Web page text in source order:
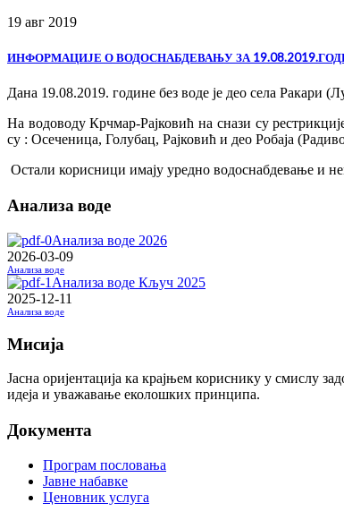
19 авг 2019
ИНФОРМАЦИЈЕ О ВОДОСНАБДЕВАЊУ ЗА
Дана 19.08.2019. године без воде је део села Ракари
На водоводу Крчмар-Рајковић на снази су
су : Осеченица, Голубац, Рајковић и део Робаја
Остали корисници имају уредно водоснабдевање и
Анализа воде
Анализа воде 2026
2026-03-09
Анализа воде
Анализа воде Кључ 2025
2025-12-11
Анализа воде
Мисија
Јасна оријентација ка крајњем кориснику у смислу
идеја и уважавање еколошких принципа.
Документа
Програм пословања
Јавне набавке
Ценовник услуга